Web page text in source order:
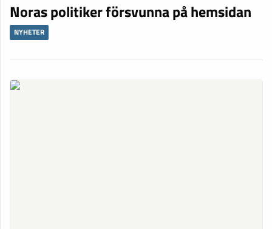
Noras politiker försvunna på hemsidan
NYHETER